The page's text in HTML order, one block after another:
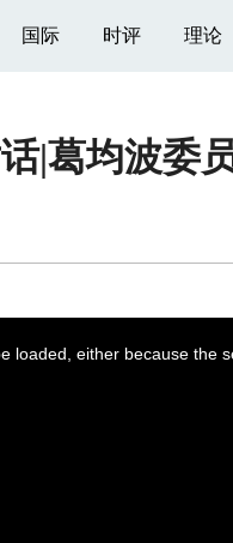
国际 时评 理论
|葛均波委
loaded, either because the